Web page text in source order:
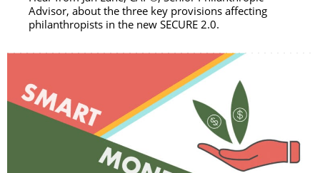
Advisor, about the three key provisions affecting
philanthropists in the new SECURE 2.0.